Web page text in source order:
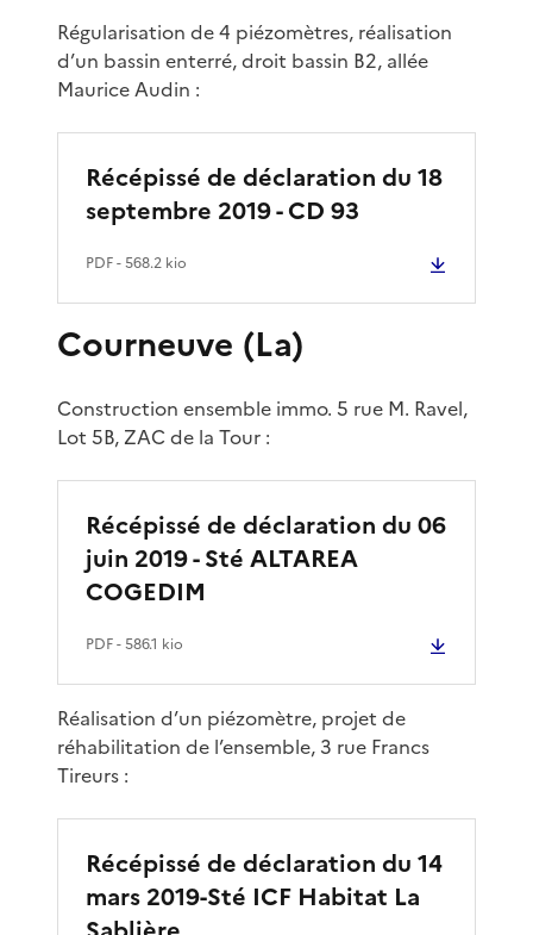
Régularisation de 4 piézomètres, réalisation
d’un bassin enterré, droit bassin B2, allée
Maurice Audin :
Récépissé de déclaration du 18
septembre 2019 - CD 93
PDF- 568.2 kio
Courneuve (La)
Construction ensemble immo. 5 rue M. Ravel,
Lot 5B, ZAC de la Tour :
Récépissé de déclaration du 06
juin 2019 - Sté ALTAREA
COGEDIM
PDF- 586.1 kio
Réalisation d’un piézomètre, projet de
réhabilitation de l’ensemble, 3 rue Francs
Tireurs :
Récépissé de déclaration du 14
mars 2019-Sté ICF Habitat La